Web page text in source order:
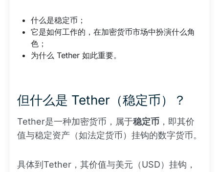
什么是稳定币；
它是如何工作的，在加密货币市场中扮演什么角
色；
为什么 Tether 如此重要。
但什么是 Tether（稳定币）？
Tether是一种加密货币，属于稳定币 ，即其价
值与稳定资产（如法定货币）挂钩的数字货币。
具体到Tether，其价值与美元（USD）挂钩，